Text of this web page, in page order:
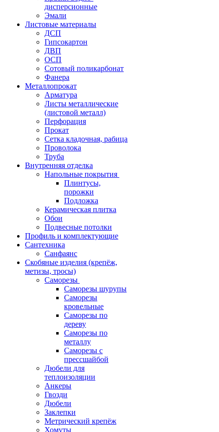
дисперсионные
Эмали
Листовые материалы
ДСП
Гипсокартон
ДВП
ОСП
Сотовый поликарбонат
Фанера
Металлопрокат
Арматура
Листы металлические
(листовой металл)
Перфорация
Прокат
Сетка кладочная, рабица
Проволока
Труба
Внутренняя отделка
Напольные покрытия
Плинтусы,
порожки
Подложка
Керамическая плитка
Обои
Подвесные потолки
Профиль и комплектующие
Сантехника
Санфаянс
Скобяные изделия (крепёж,
метизы, тросы)
Саморезы
Саморезы шурупы
Саморезы
кровельные
Саморезы по
дереву
Саморезы по
металлу
Саморезы с
прессшайбой
Дюбели для
теплоизоляции
Анкеры
Гвозди
Дюбели
Заклепки
Метрический крепёж
Хомуты